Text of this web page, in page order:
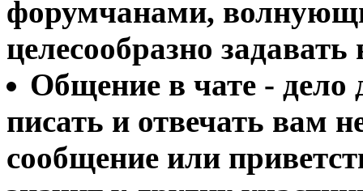
форумчанами,
целесообразно
Общение в чате - дело
писать и отвечать вам
сообщение или